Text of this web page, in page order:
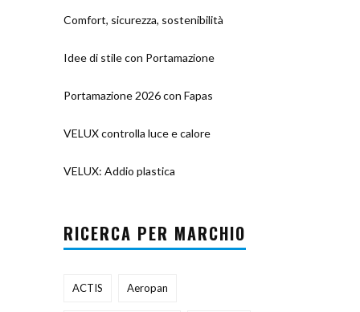
Comfort, sicurezza, sostenibilità
Idee di stile con Portamazione
Portamazione 2026 con Fapas
VELUX controlla luce e calore
VELUX: Addio plastica
RICERCA PER MARCHIO
ACTIS Aeropan